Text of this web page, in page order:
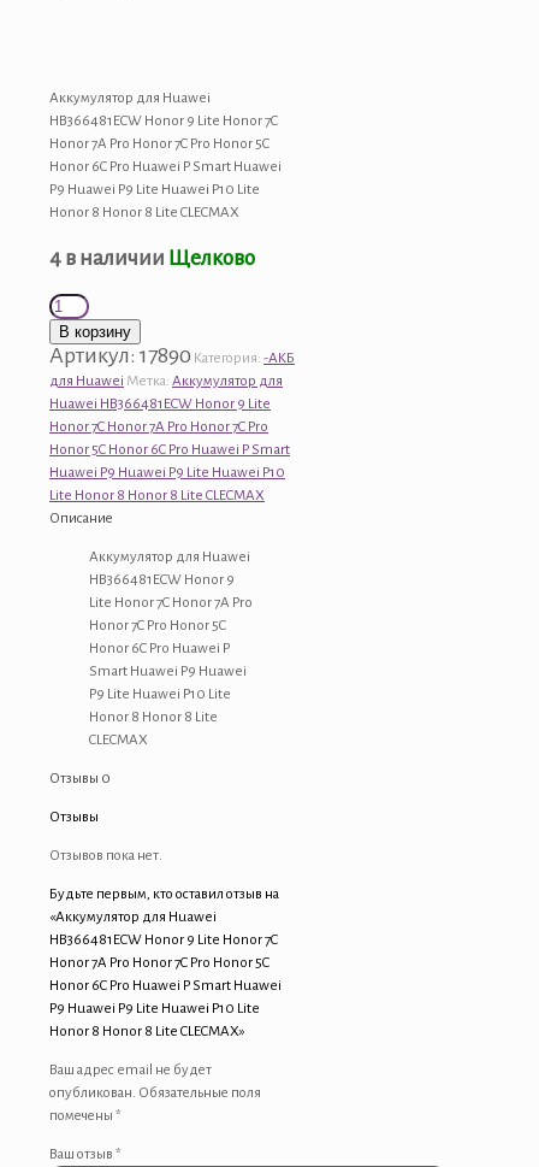
Аккумулятор для Huawei
HB366481ECW Honor 9 Lite Honor 7C
Honor 7A Pro Honor 7C Pro Honor 5C
Honor 6C Pro Huawei P Smart Huawei
P9 Huawei P9 Lite Huawei P10 Lite
Honor 8 Honor 8 Lite CLECMAX
4 в наличии Щелково
Количество
товара
Аккумулятор
для
Huawei
HB366481ECW
Honor
9
Lite
Honor
Pro
Smart
P9
Huawei
P9
Lite
Huawei
P10
Lite
Honor
Lite
В корзину
Артикул: 17890 Категория: -АКБ
для Huawei Метка: Аккумулятор для
Huawei HB366481ECW Honor 9 Lite
Honor 7C Honor 7A Pro Honor 7C Pro
Honor 5C Honor 6C Pro Huawei P Smart
Huawei P9 Huawei P9 Lite Huawei P10
Lite Honor 8 Honor 8 Lite CLECMAX
Описание
Аккумулятор для Huawei
HB366481ECW Honor 9
Lite Honor 7C Honor 7A Pro
Honor 7C Pro Honor 5C
Honor 6C Pro Huawei P
Smart Huawei P9 Huawei
P9 Lite Huawei P10 Lite
Honor 8 Honor 8 Lite
CLECMAX
Отзывы 0
Отзывы
Отзывов пока нет.
Будьте первым, кто оставил отзыв на
«Аккумулятор для Huawei
HB366481ECW Honor 9 Lite Honor 7C
Honor 7A Pro Honor 7C Pro Honor 5C
Honor 6C Pro Huawei P Smart Huawei
P9 Huawei P9 Lite Huawei P10 Lite
Honor 8 Honor 8 Lite CLECMAX»
Ваш адрес email не будет
опубликован. Обязательные поля
помечены *
Ваш отзыв *